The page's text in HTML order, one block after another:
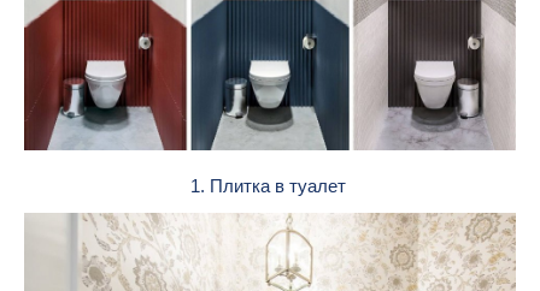
1. Плитка в туалет